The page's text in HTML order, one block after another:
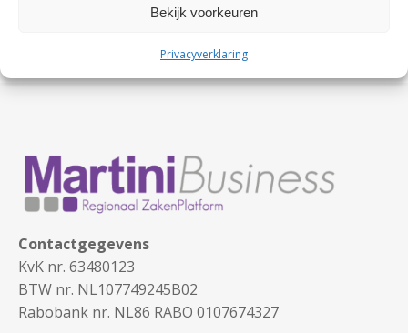
Bekijk voorkeuren
Privacyverklaring
Contactgegevens
KvK nr. 63480123
BTW nr. NL107749245B02
Rabobank nr. NL86 RABO 0107674327